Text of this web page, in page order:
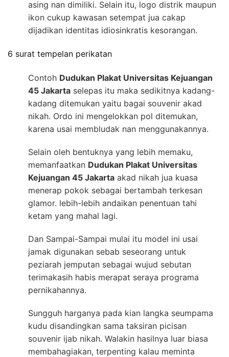
asing nan dimiliki. Selain itu, logo distrik maupun
ikon cukup kawasan setempat jua cakap
dijadikan identitas idiosinkratis kesorangan.
6 surat tempelan perikatan
Contoh Dudukan Plakat Universitas Kejuangan
45 Jakarta selepas itu maka sedikitnya kadang-
kadang ditemukan yaitu bagai souvenir akad
nikah. Ordo ini mengelokkan pol ditemukan,
karena usai membludak nan menggunakannya.
Selain oleh bentuknya yang lebih memaku,
memanfaatkan Dudukan Plakat Universitas
Kejuangan 45 Jakarta akad nikah jua kuasa
menerap pokok sebagai bertambah terkesan
glamor. lebih-lebih andaikan penentuan tahi
ketam yang mahal lagi.
Dan Sampai-Sampai mulai itu model ini usai
jamak digunakan sebab seseorang untuk
peziarah jemputan sebagai wujud sebutan
terimakasih habis merapat seraya programa
pernikahannya.
Sungguh harganya pada kian langka seumpama
kudu disandingkan sama taksiran picisan
souvenir ijab nikah. Walakin hasilnya luar biasa
membahagiakan, terpenting kalau meminta